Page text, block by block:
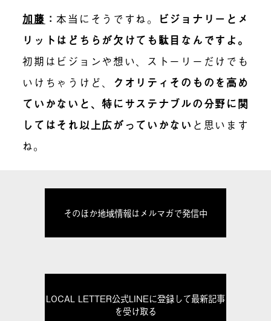
加藤 ： 本当にそうですね。
ビジョナリーとメ
リットはどちらが欠けても駄目なんですよ。
初期はビジョンや想い、ストーリーだけでも
いけちゃうけど、 クオリティそのものを高め
ていかないと、特にサステナブルの分野に関
してはそれ以上広がっていかない と思います
ね。
そのほか地域情報はメルマガで発信中
LOCAL LETTER公式LINEに登録して最新記事
を受け取る